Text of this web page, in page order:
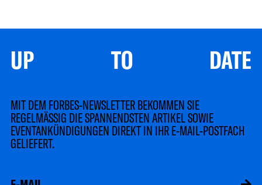
UP TO DATE
MIT DEM FORBES-NEWSLETTER BEKOMMEN SIE
REGELMÄSSIG DIE SPANNENDSTEN ARTIKEL SOWIE
EVENTANKÜNDIGUNGEN DIREKT IN IHR E-MAIL-POSTFACH
GELIEFERT.